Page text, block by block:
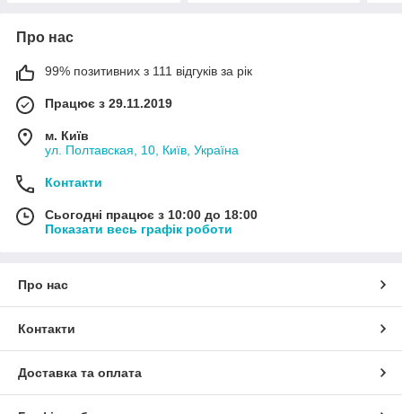
Про нас
99% позитивних з 111 відгуків за рік
Працює з 29.11.2019
м. Київ
ул. Полтавская, 10, Київ, Україна
Контакти
Сьогодні працює з 10:00 до 18:00
Показати весь графік роботи
Про нас
Контакти
Доставка та оплата